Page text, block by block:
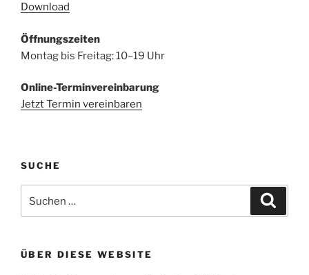
Download
Öffnungszeiten
Montag bis Freitag: 10–19 Uhr
Online-Terminvereinbarung
Jetzt Termin vereinbaren
SUCHE
nach:
ÜBER DIESE WEBSITE